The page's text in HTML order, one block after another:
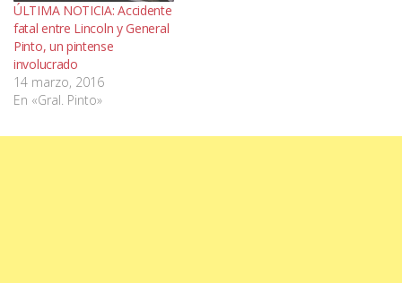
ÚLTIMA NOTICIA: Accidente
fatal entre Lincoln y General
Pinto, un pintense
involucrado
14 marzo, 2016
En «Gral. Pinto»